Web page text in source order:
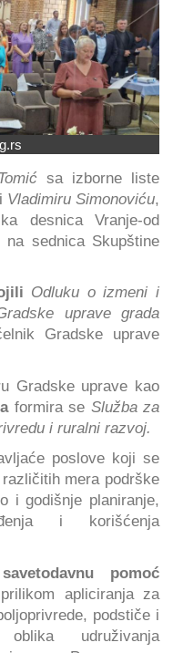
sa izborne liste
Vladimiru Simonoviću,
desnica Vranje-od
na sednica Skupštine
Odluku o izmeni i
uprave grada
Gradske uprave
Gradske uprave kao
formira se Služba za
i ruralni razvoj.
poslove koji se
mera podrške
i godišnje planiranje,
i korišćenja
savetodavnu pomoć
apliciranja za
podstiče i
udruživanja